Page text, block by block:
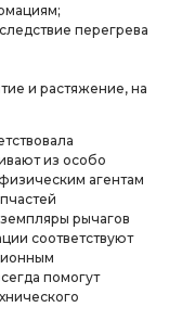
перегрева
и растяжение, на
из особо
агентам
рычагов
соответствуют
помогут